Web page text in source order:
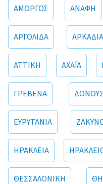
ΑΜΟΡΓΟΣ ΑΝΑΦΗ
ΑΡΓΟΛΙΔΑ ΑΡΚΑΔΙΑ
ΑΤΤΙΚΗ ΑΧΑΪΑ
ΓΡΕΒΕΝΑ
ΕΥΡΥΤΑΝΙΑ
ΗΡΑΚΛΕΙΑ
ΘΕΣΣΑΛΟΝΙΚΗ